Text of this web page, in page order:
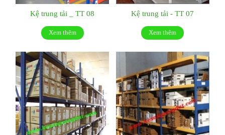
Kệ trung tải _ TT 08
Xem thêm
Kệ trung tải - TT 07
Xem thêm